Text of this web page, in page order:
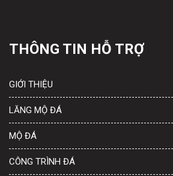
THÔNG TIN HỖ TRỢ
GIỚI THIỆU
LĂNG MỘ ĐÁ
MỘ ĐÁ
CÔNG TRÌNH ĐÁ